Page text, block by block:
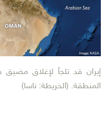
إيران قد تلجأ لإغلاق مضيق
المنطقة. (الخريطة: ناسا)